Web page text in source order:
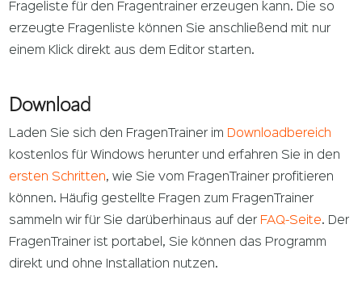
Frageliste für den Fragentrainer erzeugen kann. Die so
erzeugte Fragenliste können Sie anschließend mit nur
einem Klick direkt aus dem Editor starten.
Download
Laden Sie sich den FragenTrainer im Downloadbereich
kostenlos für Windows herunter und erfahren Sie in den
ersten Schritten, wie Sie vom FragenTrainer profitieren
können. Häufig gestellte Fragen zum FragenTrainer
sammeln wir für Sie darüberhinaus auf der FAQ-Seite. Der
FragenTrainer ist portabel, Sie können das Programm
direkt und ohne Installation nutzen.